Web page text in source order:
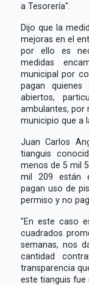
a Tesorería".
Dijo que la
mejoras en el
por ello es
medidas
municipal por
pagan
abiertos,
ambulantes, por
municipio que a
Juan Carlos
tianguis
menos de 5 mil
mil 209 están
pagan uso de
permiso y no
"En este caso
cuadrados
semanas, nos
cantidad
transparencia
este tianguis fue